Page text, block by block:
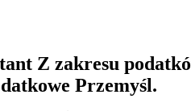
Z zakresu
Przemyśl.